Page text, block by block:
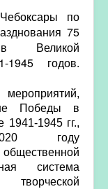
по
75
Великой
1945 годов.
Победы в
1941-1945 гг.,
году
система